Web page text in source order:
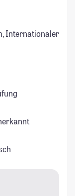
Internationaler